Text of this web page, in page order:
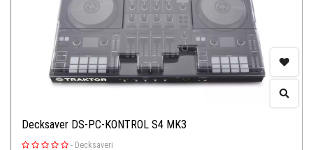
Decksaver DS-PC-KONTROL S4 MK3
- Decksaveri